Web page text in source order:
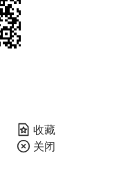
收藏
关闭